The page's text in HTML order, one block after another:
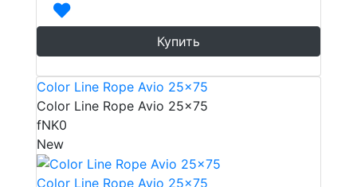
Купить
Color Line Rope Avio 25x75
Color Line Rope Avio 25x75
fNK0
New
Color Line Rope Avio 25x75